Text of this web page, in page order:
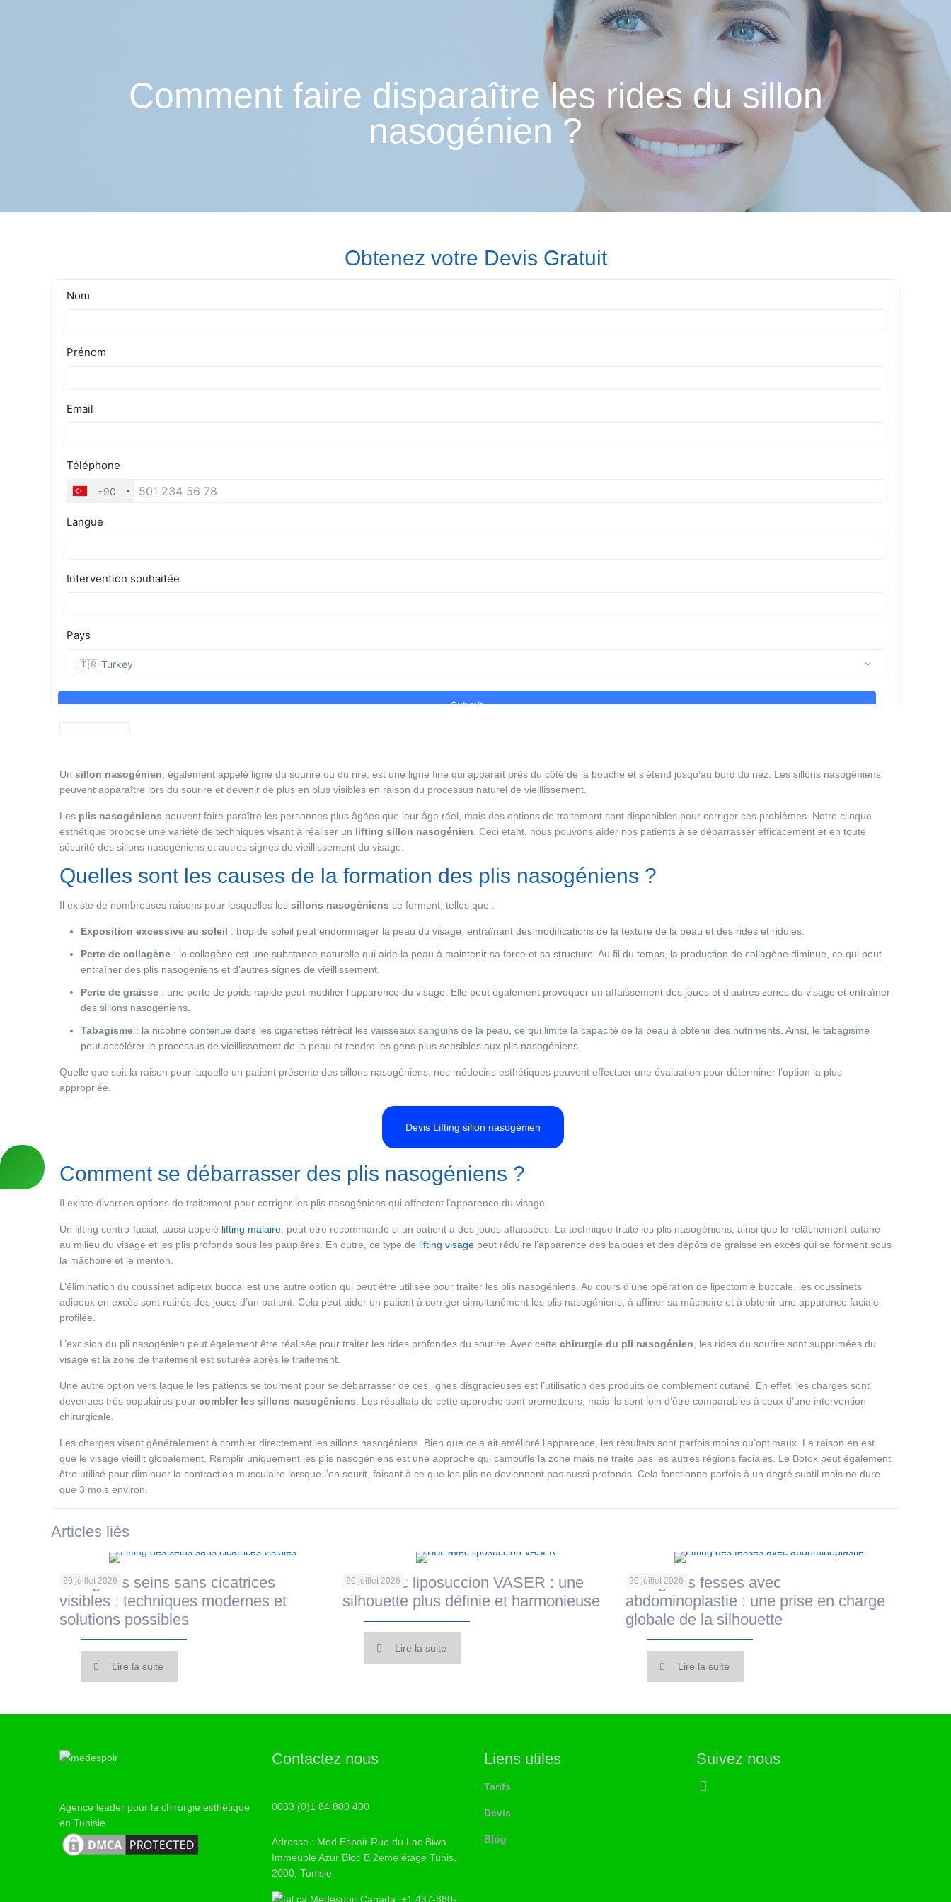
Comment faire disparaître les rides du sillon
nasogénien ?
Obtenez votre Devis Gratuit
Un sillon nasogénien , également appelé ligne du sourire ou du rire, est une ligne fine qui apparaît près du côté de la bouche et s’étend jusqu’au bord du nez. Les sillons nasogéniens
peuvent apparaître lors du sourire et devenir de plus en plus visibles en raison du processus naturel de vieillissement.
Les plis nasogéniens peuvent faire paraître les personnes plus âgées que leur âge réel, mais des options de traitement sont disponibles pour corriger ces problèmes. Notre clinque
esthétique propose une variété de techniques visant à réaliser un lifting sillon nasogénien . Ceci étant, nous pouvons aider nos patients à se débarrasser efficacement et en toute
sécurité des sillons nasogéniens et autres signes de vieillissement du visage.
Quelles sont les causes de la formation des plis nasogéniens ?
Il existe de nombreuses raisons pour lesquelles les sillons nasogéniens se forment, telles que :
Exposition excessive au soleil : trop de soleil peut endommager la peau du visage, entraînant des modifications de la texture de la peau et des rides et ridules.
Perte de collagène : le collagène est une substance naturelle qui aide la peau à maintenir sa force et sa structure. Au fil du temps, la production de collagène diminue, ce qui peut
entraîner des plis nasogéniens et d’autres signes de vieillissement.
Perte de graisse : une perte de poids rapide peut modifier l’apparence du visage. Elle peut également provoquer un affaissement des joues et d’autres zones du visage et entraîner
des sillons nasogéniens.
Tabagisme : la nicotine contenue dans les cigarettes rétrécit les vaisseaux sanguins de la peau, ce qui limite la capacité de la peau à obtenir des nutriments. Ainsi, le tabagisme
peut accélérer le processus de vieillissement de la peau et rendre les gens plus sensibles aux plis nasogéniens.
Quelle que soit la raison pour laquelle un patient présente des sillons nasogéniens, nos médecins esthétiques peuvent effectuer une évaluation pour déterminer l’option la plus
appropriée.
Devis Lifting sillon nasogénien
Comment se débarrasser des plis nasogéniens ?
Il existe diverses options de traitement pour corriger les plis nasogéniens qui affectent l’apparence du visage.
Un lifting centro-facial, aussi appelé lifting malaire , peut être recommandé si un patient a des joues affaissées. La technique traite les plis nasogéniens, ainsi que le relâchement cutané
au milieu du visage et les plis profonds sous les paupières. En outre, ce type de lifting visage peut réduire l’apparence des bajoues et des dépôts de graisse en excès qui se forment sous
la mâchoire et le menton.
L’élimination du coussinet adipeux buccal est une autre option qui peut être utilisée pour traiter les plis nasogéniens. Au cours d’une opération de lipectomie buccale, les coussinets
adipeux en excès sont retirés des joues d’un patient. Cela peut aider un patient à corriger simultanément les plis nasogéniens, à affiner sa mâchoire et à obtenir une apparence faciale
profilée.
L’excision du pli nasogénien peut également être réalisée pour traiter les rides profondes du sourire. Avec cette chirurgie du pli nasogénien , les rides du sourire sont supprimées du
visage et la zone de traitement est suturée après le traitement.
Une autre option vers laquelle les patients se tournent pour se débarrasser de ces lignes disgracieuses est l’utilisation des produits de comblement cutané. En effet, les charges sont
devenues très populaires pour combler les sillons nasogéniens . Les résultats de cette approche sont prometteurs, mais ils sont loin d’être comparables à ceux d’une intervention
chirurgicale.
Les charges visent généralement à combler directement les sillons nasogéniens. Bien que cela ait amélioré l’apparence, les résultats sont parfois moins qu’optimaux. La raison en est
que le visage vieillit globalement. Remplir uniquement les plis nasogéniens est une approche qui camoufle la zone mais ne traite pas les autres régions faciales. Le Botox peut également
être utilisé pour diminuer la contraction musculaire lorsque l’on sourit, faisant à ce que les plis ne deviennent pas aussi profonds. Cela fonctionne parfois à un degré subtil mais ne dure
que 3 mois environ.
Articles liés
20 juillet 2026
Lifting des seins sans cicatrices
visibles : techniques modernes et
solutions possibles
Lire la suite
20 juillet 2026
BBL avec liposuccion VASER : une
silhouette plus définie et harmonieuse
Lire la suite
20 juillet 2026
Lifting des fesses avec
abdominoplastie : une prise en charge
globale de la silhouette
Lire la suite
Agence leader pour la chirurgie esthétique
en Tunisie
Contactez nous
0033 (0)1 84 800 400
Adresse : Med Espoir Rue du Lac Biwa
Immeuble Azur Bloc B 2eme étage Tunis,
2000, Tunisie
Medespoir Canada :+1 437-880-
Liens utiles
Tarifs
Devis
Blog
Suivez nous